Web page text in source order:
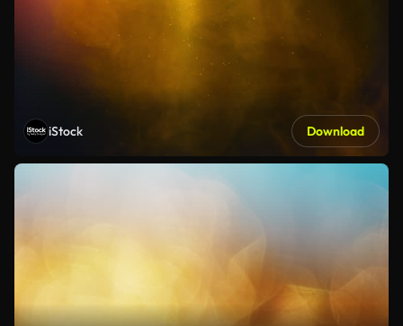
iStock Download